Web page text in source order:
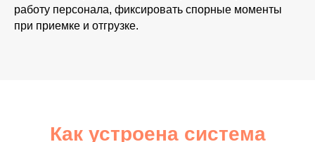
работу персонала, фиксировать спорные моменты
при приемке и отгрузке.
Как устроена система